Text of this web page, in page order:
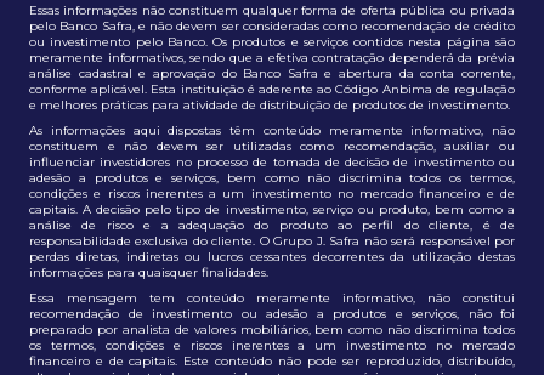
Essas informações não constituem qualquer forma de oferta pública ou privada
pelo Banco Safra, e não devem ser consideradas como recomendação de crédito
ou investimento pelo Banco. Os produtos e serviços contidos nesta página são
meramente informativos, sendo que a efetiva contratação dependerá da prévia
análise cadastral e aprovação do Banco Safra e abertura da conta corrente,
conforme aplicável. Esta instituição é aderente ao Código Anbima de regulação
e melhores práticas para atividade de distribuição de produtos de investimento.
As informações aqui dispostas têm conteúdo meramente informativo, não
constituem e não devem ser utilizadas como recomendação, auxiliar ou
influenciar investidores no processo de tomada de decisão de investimento ou
adesão a produtos e serviços, bem como não discrimina todos os termos,
condições e riscos inerentes a um investimento no mercado financeiro e de
capitais. A decisão pelo tipo de investimento, serviço ou produto, bem como a
análise de risco e a adequação do produto ao perfil do cliente, é de
responsabilidade exclusiva do cliente. O Grupo J. Safra não será responsável por
perdas diretas, indiretas ou lucros cessantes decorrentes da utilização destas
informações para quaisquer finalidades.
Essa mensagem tem conteúdo meramente informativo, não constitui
recomendação de investimento ou adesão a produtos e serviços, não foi
preparado por analista de valores mobiliários, bem como não discrimina todos
os termos, condições e riscos inerentes a um investimento no mercado
financeiro e de capitais. Este conteúdo não pode ser reproduzido, distribuído,